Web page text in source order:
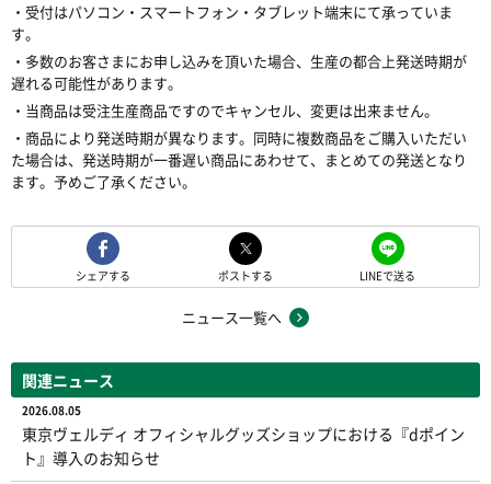
・受付はパソコン・スマートフォン・タブレット端末にて承っていま
す。
・多数のお客さまにお申し込みを頂いた場合、生産の都合上発送時期が
遅れる可能性があります。
・当商品は受注生産商品ですのでキャンセル、変更は出来ません。
・商品により発送時期が異なります。同時に複数商品をご購入いただい
た場合は、発送時期が一番遅い商品にあわせて、まとめての発送となり
ます。予めご了承ください。
シェアする ポストする LINEで送る
ニュース一覧へ
関連ニュース
2026.08.05
東京ヴェルディ オフィシャルグッズショップにおける『dポイン
ト』導入のお知らせ